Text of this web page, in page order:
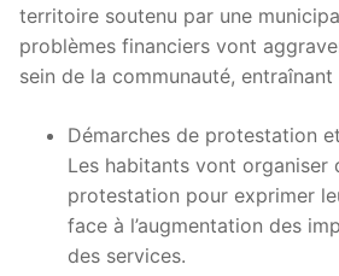
territoire soutenu par une
problèmes financiers vont
sein de la communauté, entraînant
Démarches de protestation
Les habitants vont organiser
protestation pour exprimer
face à l’augmentation des
des services.